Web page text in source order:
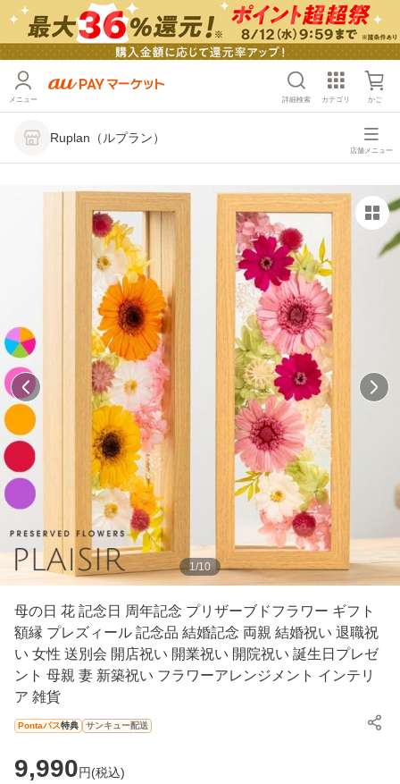
メニュー 詳細検索 カテゴリ かご
Ruplan（ルプラン）
店舗メニュー
1/10
母の日 花 記念日 周年記念 プリザーブドフラワー ギフト
額縁 プレズィール 記念品 結婚記念 両親 結婚祝い 退職祝
い 女性 送別会 開店祝い 開業祝い 開院祝い 誕生日プレゼ
ント 母親 妻 新築祝い フラワーアレンジメント インテリ
ア 雑貨
Pontaパス特典 サンキュー配送
9,990円(税込)